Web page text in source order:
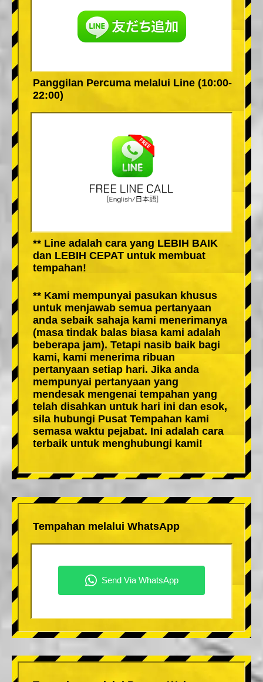
Panggilan Percuma melalui Line (10:00-
22:00)
** Line adalah cara yang LEBIH BAIK
dan LEBIH CEPAT untuk membuat
tempahan!
** Kami mempunyai pasukan khusus
untuk menjawab semua pertanyaan
anda sebaik sahaja kami menerimanya
(masa tindak balas biasa kami adalah
beberapa jam). Tetapi nasib baik bagi
kami, kami menerima ribuan
pertanyaan setiap hari. Jika anda
mempunyai pertanyaan yang
mendesak mengenai tempahan yang
telah disahkan untuk hari ini dan esok,
sila hubungi Pusat Tempahan kami
semasa waktu pejabat. Ini adalah cara
terbaik untuk menghubungi kami!
Tempahan melalui WhatsApp